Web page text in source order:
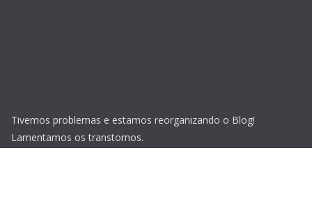
Tivemos problemas e estamos reorganizando o Blog!
Lamentamos os transtornos.